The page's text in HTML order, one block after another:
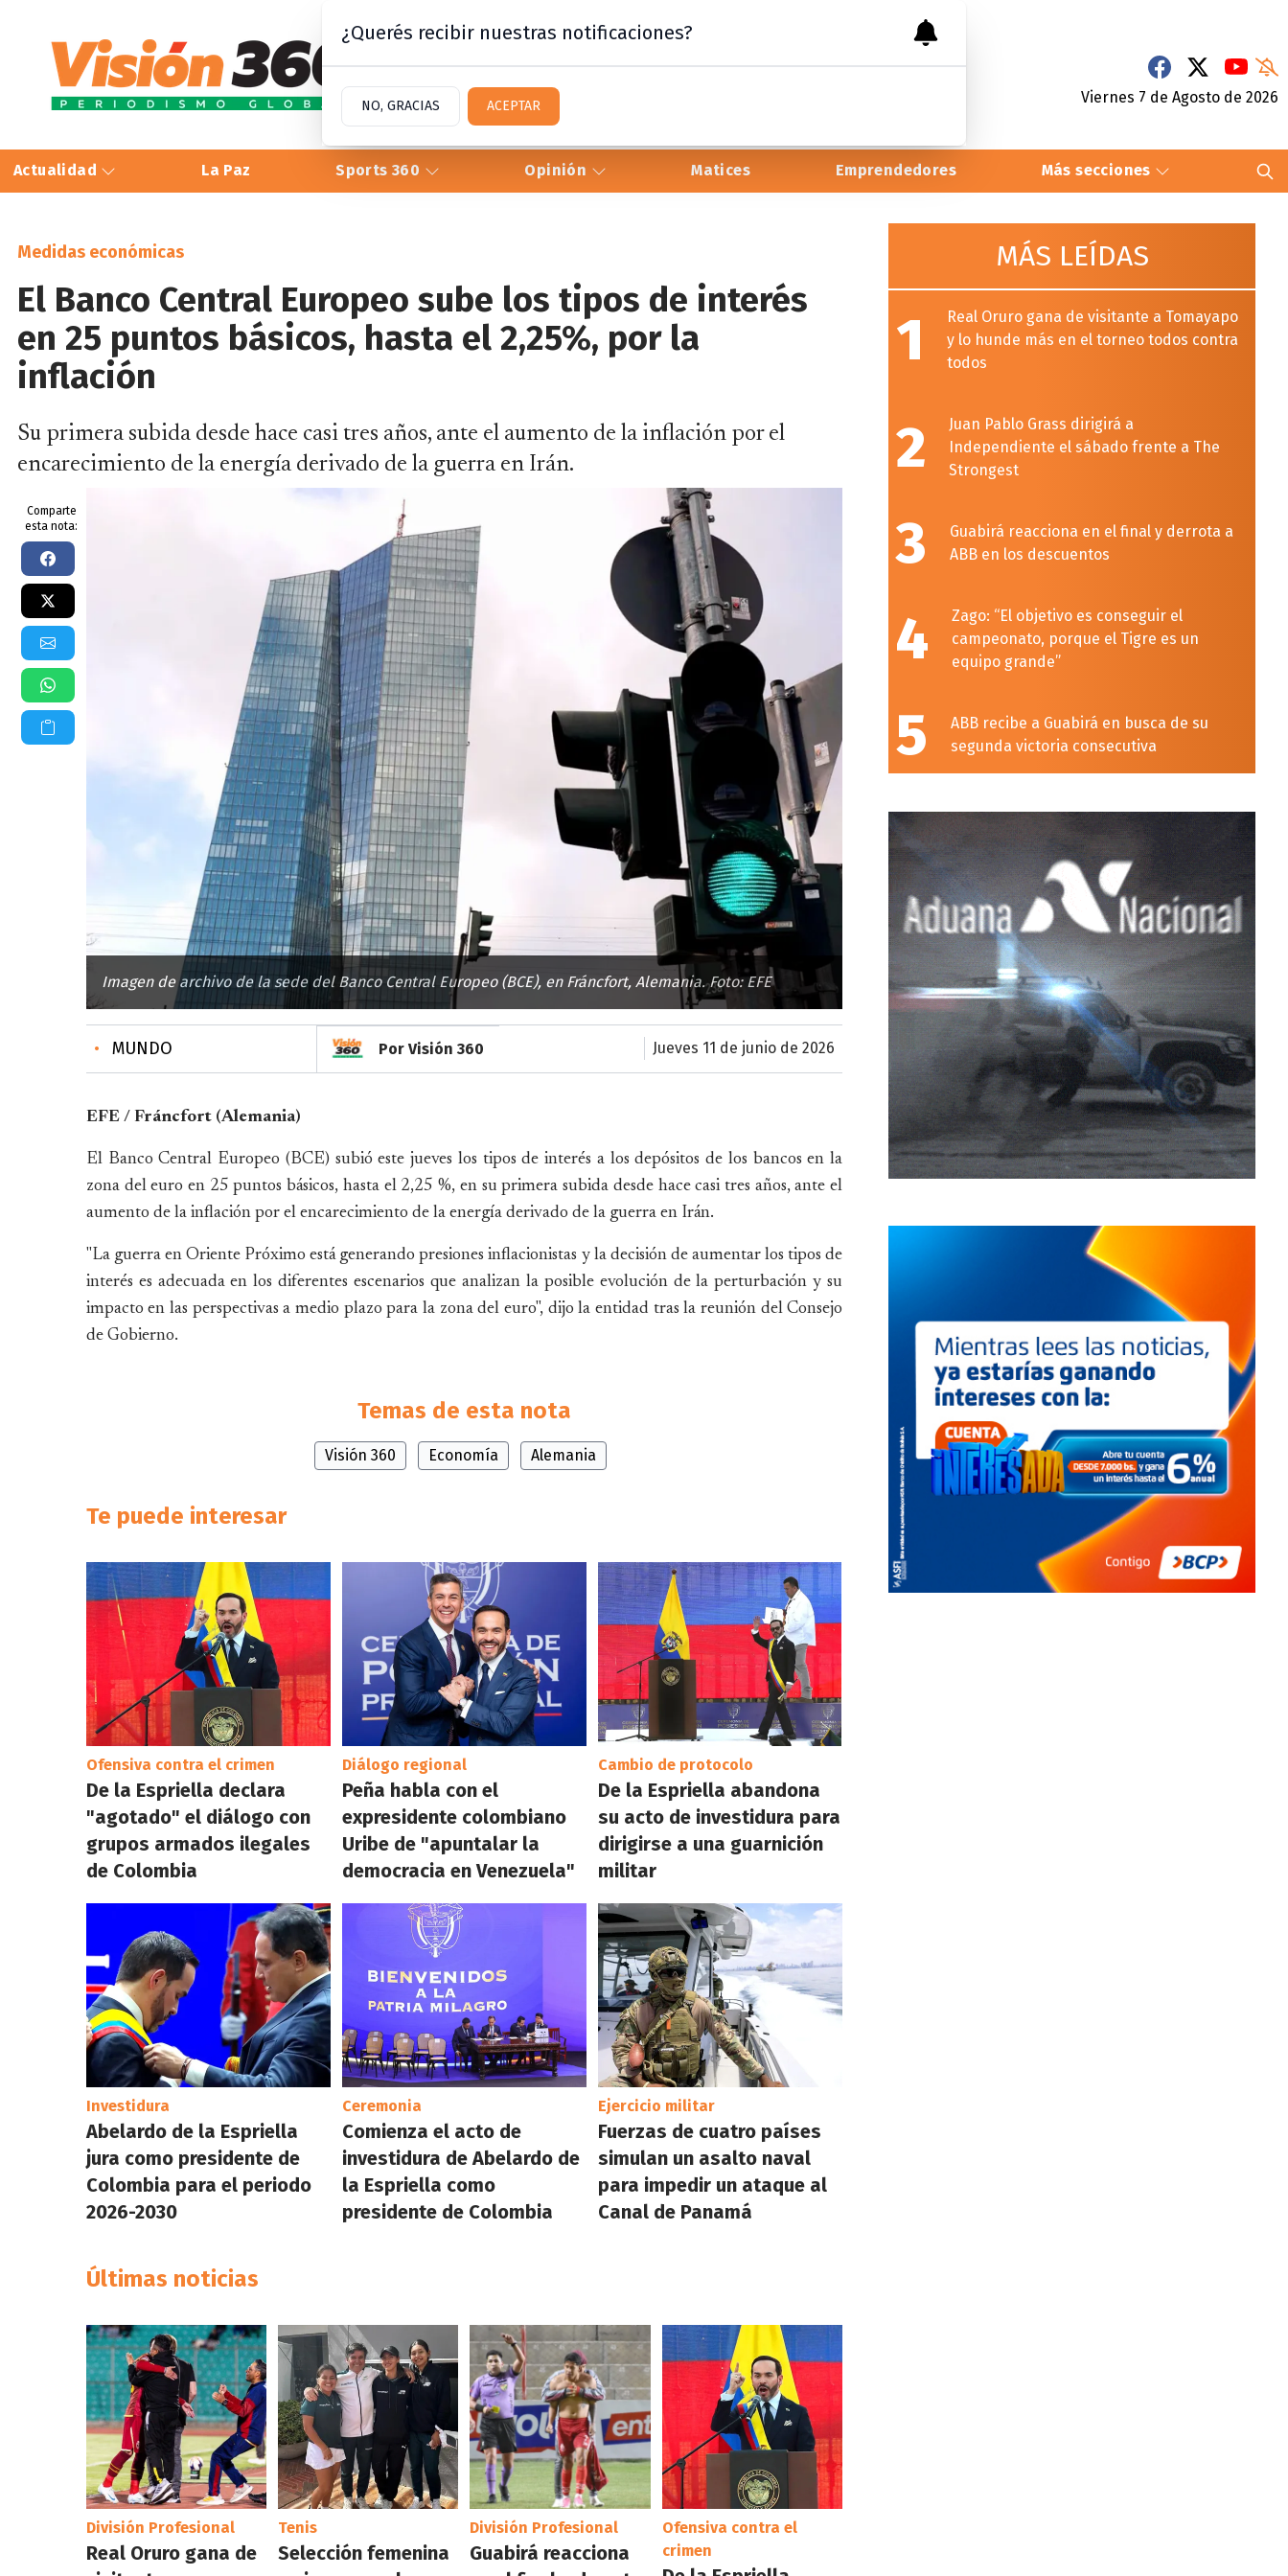
Viernes 7 de Agosto de 2026
Actualidad La Paz Sports 360 Opinión Matices Emprendedores Más secciones
Medidas económicas
El Banco Central Europeo sube los tipos de interés
en 25 puntos básicos, hasta el 2,25%, por la
inflación
Su primera subida desde hace casi tres años, ante el aumento de la inflación por el
encarecimiento de la energía derivado de la guerra en Irán.
Comparte
esta nota:
Imagen de archivo de la sede del Banco Central Europeo (BCE), en Fráncfort, Alemania. Foto: EFE
• MUNDO Por Visión 360 jueves 11 de junio de 2026
EFE / Fráncfort (Alemania)
El Banco Central Europeo (BCE) subió este jueves los tipos de interés a los depósitos de los bancos en la
zona del euro en 25 puntos básicos, hasta el 2,25 %, en su primera subida desde hace casi tres años, ante el
aumento de la inflación por el encarecimiento de la energía derivado de la guerra en Irán.
"La guerra en Oriente Próximo está generando presiones inflacionistas y la decisión de aumentar los tipos de
interés es adecuada en los diferentes escenarios que analizan la posible evolución de la perturbación y su
impacto en las perspectivas a medio plazo para la zona del euro", dijo la entidad tras la reunión del Consejo
de Gobierno.
Temas de esta nota
Visión 360 Economía Alemania
Te puede interesar
Ofensiva contra el crimen
De la Espriella declara
"agotado" el diálogo con
grupos armados ilegales
de Colombia
Diálogo regional
Peña habla con el
expresidente colombiano
Uribe de "apuntalar la
democracia en Venezuela"
Cambio de protocolo
De la Espriella abandona
su acto de investidura para
dirigirse a una guarnición
militar
Investidura
Abelardo de la Espriella
jura como presidente de
Colombia para el periodo
2026-2030
Ceremonia
Comienza el acto de
investidura de Abelardo de
la Espriella como
presidente de Colombia
Ejercicio militar
Fuerzas de cuatro países
simulan un asalto naval
para impedir un ataque al
Canal de Panamá
Últimas noticias
División Profesional
Real Oruro gana de
Tenis
Selección femenina
División Profesional
Guabirá reacciona
Ofensiva contra el
crimen
MÁS LEÍDAS
1
Real Oruro gana de visitante a Tomayapo
y lo hunde más en el torneo todos contra
todos
2
Juan Pablo Grass dirigirá a
Independiente el sábado frente a The
Strongest
3
Guabirá reacciona en el final y derrota a
ABB en los descuentos
4
Zago: “El objetivo es conseguir el
campeonato, porque el Tigre es un
equipo grande”
5
ABB recibe a Guabirá en busca de su
segunda victoria consecutiva
¿Querés recibir nuestras notificaciones?
NO, GRACIAS ACEPTAR